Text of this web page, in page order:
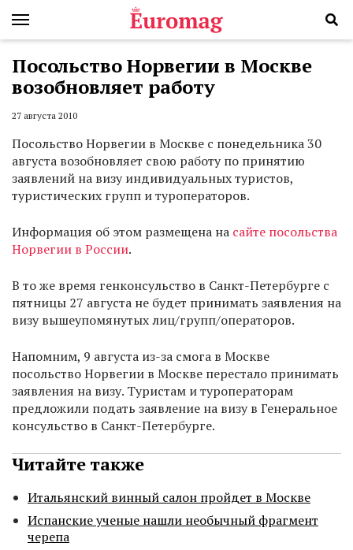
Посольство Норвегии в Москве
возобновляет работу
27 августа 2010
Посольство Норвегии в Москве с понедельника 30
августа возобновляет свою работу по принятию
заявлений на визу индивидуальных туристов,
туристических групп и туроператоров.
Информация об этом размещена на сайте посольства
Норвегии в России.
В то же время генконсульство в Санкт-Петербурге с
пятницы 27 августа не будет принимать заявления на
визу вышеупомянутых лиц/групп/операторов.
Напомним, 9 августа из-за смога в Москве
посольство Норвегии в Москве перестало принимать
заявления на визу. Туристам и туроператорам
предложили подать заявление на визу в Генеральное
консульство в Санкт-Петербурге.
Читайте также
Итальянский винный салон пройдет в Москве
Испанские ученые нашли необычный фрагмент
черепа